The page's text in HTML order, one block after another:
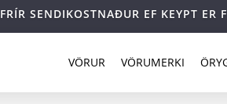
FRÍR SENDIKOSTNAÐUR EF KEYPT ER
VÖRUR VÖRUMERKI